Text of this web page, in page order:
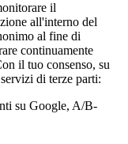
il
all'interno del
al fine di
continuamente
il tuo consenso, su
di terze parti:
su Google, A/B-